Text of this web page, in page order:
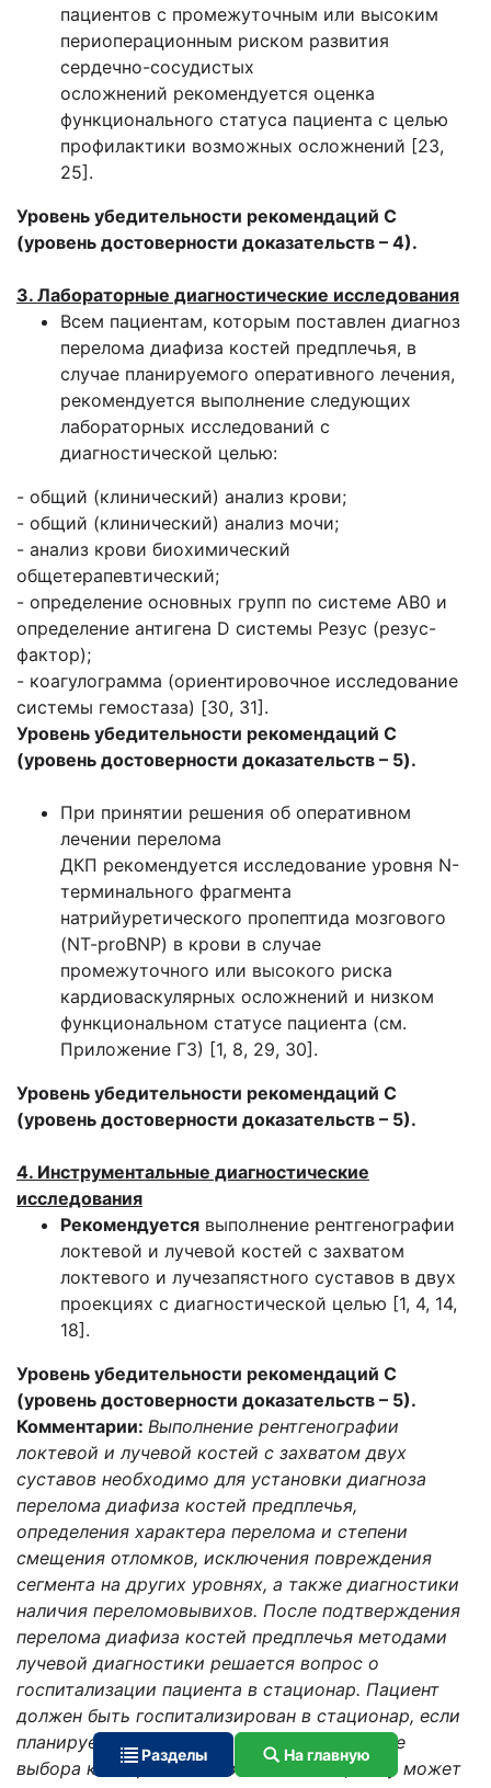
пациентов с промежуточным или высоким
периоперационным риском развития
сердечно-сосудистых
осложнений рекомендуется оценка
функционального статуса пациента с целью
профилактики возможных осложнений [23,
25].
Уровень убедительности рекомендаций С
(уровень достоверности доказательств – 4).
3. Лабораторные диагностические исследования
Всем пациентам, которым поставлен диагноз
перелома диафиза костей предплечья, в
случае планируемого оперативного лечения,
рекомендуется выполнение следующих
лабораторных исследований с
диагностической целью:
- общий (клинический) анализ крови;
- общий (клинический) анализ мочи;
- анализ крови биохимический
общетерапевтический;
- определение основных групп по системе AB0 и
определение антигена D системы Резус (резус-
фактор);
- коагулограмма (ориентировочное исследование
системы гемостаза) [30, 31].
Уровень убедительности рекомендаций C
(уровень достоверности доказательств – 5).
При принятии решения об оперативном
лечении перелома
ДКП рекомендуется исследование уровня N-
терминального фрагмента
натрийуретического пропептида мозгового
(NT-proBNP) в крови в случае
промежуточного или высокого риска
кардиоваскулярных осложнений и низком
функциональном статусе пациента (см.
Приложение Г3) [1, 8, 29, 30].
Уровень убедительности рекомендаций С
(уровень достоверности доказательств – 5).
4. Инструментальные диагностические
исследования
Рекомендуется выполнение рентгенографии
локтевой и лучевой костей с захватом
локтевого и лучезапястного суставов в двух
проекциях с диагностической целью [1, 4, 14,
18].
Уровень убедительности рекомендаций С
(уровень достоверности доказательств – 5).
Комментарии: Выполнение рентгенографии
локтевой и лучевой костей с захватом двух
суставов необходимо для установки диагноза
перелома диафиза костей предплечья,
определения характера перелома и степени
смещения отломков, исключения повреждения
сегмента на других уровнях, а также диагностики
наличия переломовывихов. После подтверждения
перелома диафиза костей предплечья методами
лучевой диагностики решается вопрос о
госпитализации пациента в стационар. Пациент
должен быть госпитализирован в стационар, если
планируется оперативное лечение. В случае
выбора консервативного лечения пациенту может
Разделы На главную